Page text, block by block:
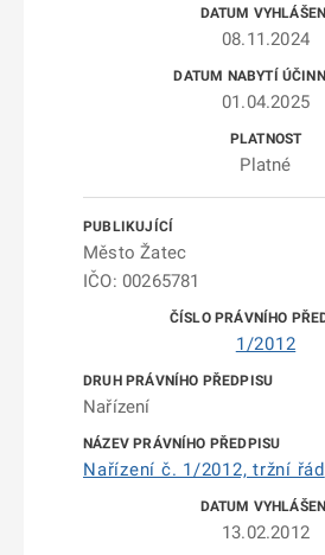
08.11.2024
01.04.2025
Platné
Město Žatec
IČO: 00265781
1/2012
Nařízení
Nařízení č. 1/2012, tržní řád
13.02.2012